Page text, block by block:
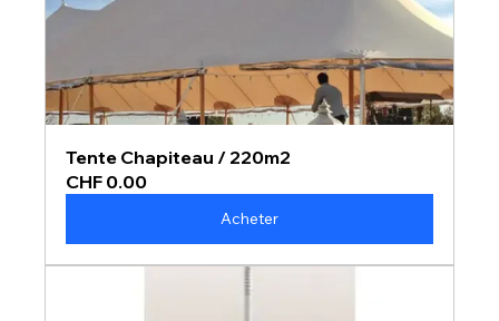
Tente Chapiteau / 220m2
CHF 0.00
Acheter